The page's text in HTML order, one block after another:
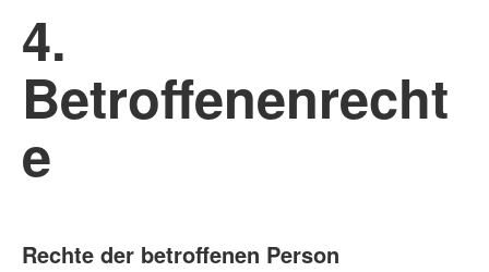
4.
Betroffenenrecht
e
Rechte der betroffenen Person